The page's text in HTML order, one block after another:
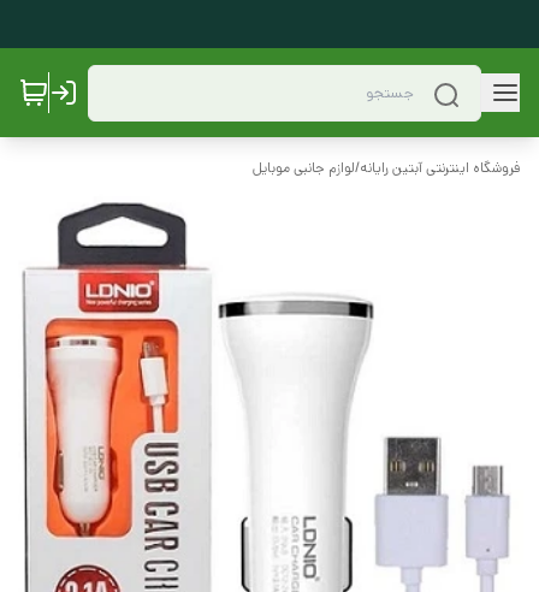
فروشگاه اینترنتی آبتین رایانه/لوازم جانبی موبایل